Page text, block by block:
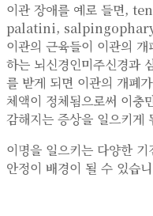
이관 장애를 예로 들면,
palatini,
이관의 근육들이 이관의
하는 뇌신경인미주신경과
를 받게 되면 이관의 개폐
체액이 정체됨으로써 이충
감해지는 증상을 일으키게
이명을 일으키는 다양한
안정이 배경이 될 수 있습